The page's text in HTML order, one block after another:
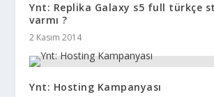
Ynt: Replika Galaxy s5 full türkçe
varmı ?
2 Kasım 2014
Ynt: Hosting Kampanyası